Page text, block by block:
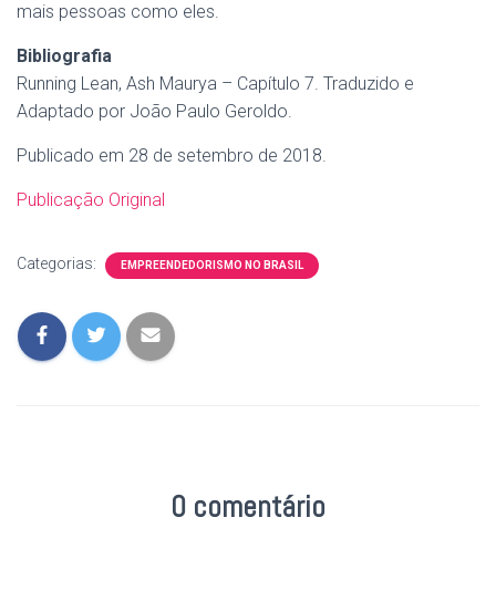
mais pessoas como eles.
Bibliografia
Running Lean, Ash Maurya – Capítulo 7. Traduzido e
Adaptado por João Paulo Geroldo.
Publicado em 28 de setembro de 2018.
Publicação Original
Categorias: EMPREENDEDORISMO NO BRASIL
0 comentário